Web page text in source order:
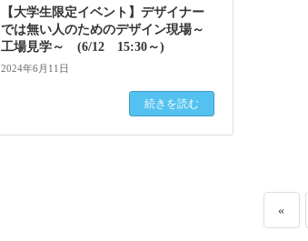
【大学生限定イベント】デザイナー
では無い人のためのデザイン現場～
工場見学～ (6/12 15:30～)
2024年6月11日
続きを読む
«